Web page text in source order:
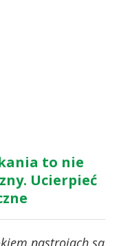
to nie
Ucierpieć
nastrojach są